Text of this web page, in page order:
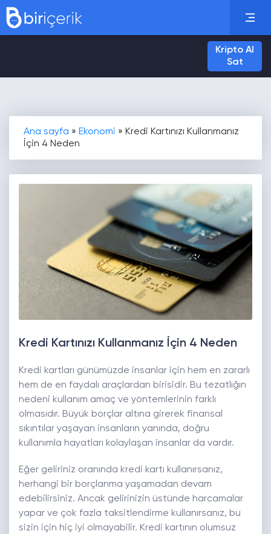
Kripto Al
Sat
Ana sayfa » Ekonomi » Kredi Kartınızı Kullanmanız
İçin 4 Neden
Kredi Kartınızı Kullanmanız İçin 4 Neden
Kredi kartları günümüzde insanlar için hem en zararlı
hem de en faydalı araçlardan birisidir. Bu tezatlığın
nedeni kullanım amaç ve yöntemlerinin farklı
olmasıdır. Büyük borçlar altına girerek finansal
sıkıntılar yaşayan insanların yanında, doğru
kullanımla hayatları kolaylaşan insanlar da vardır.
Eğer geliriniz oranında kredi kartı kullanırsanız,
herhangi bir borçlanma yaşamadan devam
edebilirsiniz. Ancak gelirinizin üstünde harcamalar
yapar ve çok fazla taksitlendirme kullanırsanız, bu
sizin için hiç iyi olmayabilir. Kredi kartının olumsuz